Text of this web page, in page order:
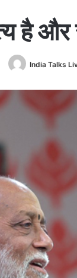
और
India Talks